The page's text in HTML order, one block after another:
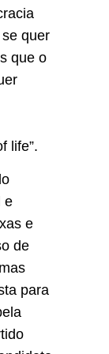
quer
que o
life”.
e
e
de
para